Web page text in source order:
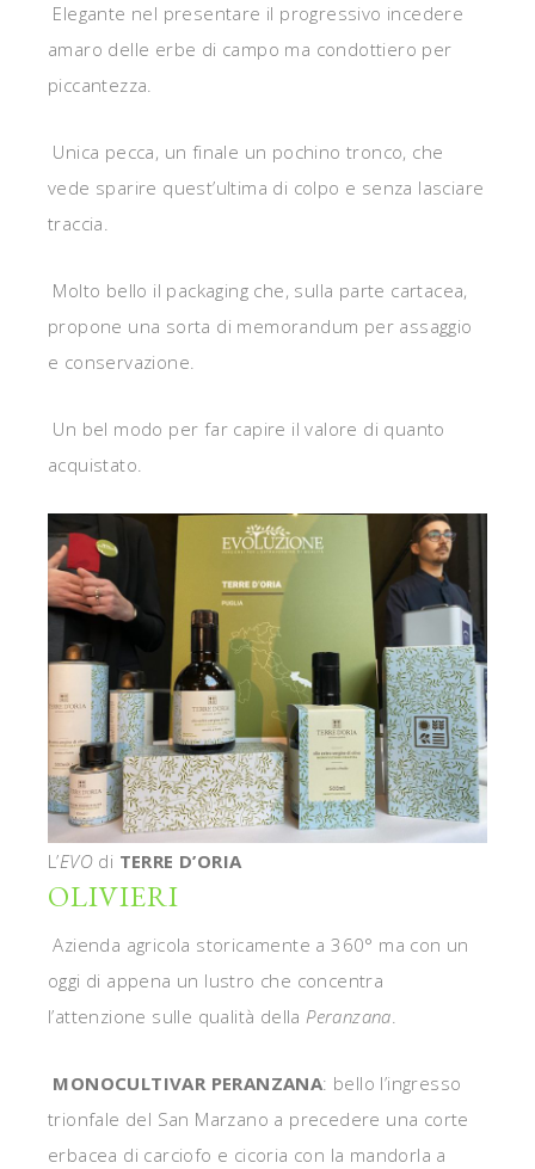
Elegante nel presentare il progressivo incedere
amaro delle erbe di campo ma condottiero per
piccantezza.
Unica pecca, un finale un pochino tronco, che
vede sparire quest’ultima di colpo e senza lasciare
traccia.
Molto bello il packaging che, sulla parte cartacea,
propone una sorta di memorandum per assaggio
e conservazione.
Un bel modo per far capire il valore di quanto
acquistato.
L’EVO di TERRE D’ORIA
OLIVIERI
Azienda agricola storicamente a 360° ma con un
oggi di appena un lustro che concentra
l’attenzione sulle qualità dellaPeranzana.
MONOCULTIVAR PERANZANA: bello l’ingresso
trionfale del San Marzano a precedere una corte
erbacea di carciofo e cicoria con la mandorla a